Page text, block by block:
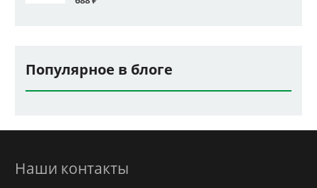
Популярное в блоге
Наши контакты